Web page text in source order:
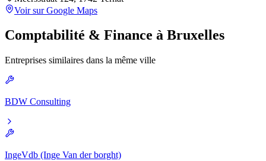
Voir sur Google Maps
Comptabilité & Finance à Bruxelles
Entreprises similaires dans la même ville
BDW Consulting
IngeVdb (Inge Van der borght)